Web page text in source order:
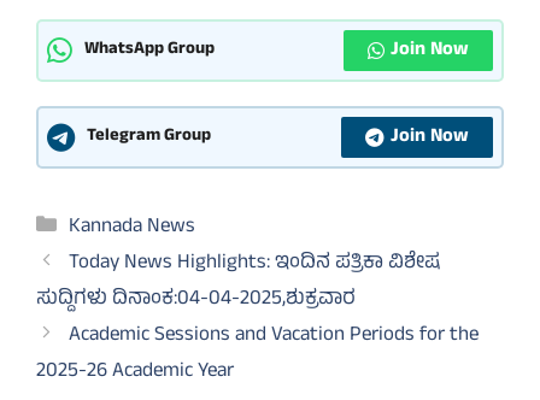
WhatsApp Group Join Now
Telegram Group Join Now
Categories
Kannada News
Today News Highlights: ಇಂದಿನ ಪತ್ರಿಕಾ ವಿಶೇಷ
ಸುದ್ದಿಗಳು ದಿನಾಂಕ:04-04-2025,ಶುಕ್ರವಾರ
Academic Sessions and Vacation Periods for the
2025-26 Academic Year